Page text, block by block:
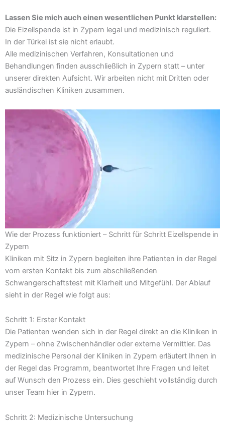
Lassen Sie mich auch einen wesentlichen Punkt klarstellen:
Die Eizellspende ist in Zypern legal und medizinisch reguliert.
In der Türkei ist sie nicht erlaubt.
Alle medizinischen Verfahren, Konsultationen und
Behandlungen finden ausschließlich in Zypern statt – unter
unserer direkten Aufsicht. Wir arbeiten nicht mit Dritten oder
ausländischen Kliniken zusammen.
Wie der Prozess funktioniert – Schritt für Schritt Eizellspende in
Zypern
Kliniken mit Sitz in Zypern begleiten ihre Patienten in der Regel
vom ersten Kontakt bis zum abschließenden
Schwangerschaftstest mit Klarheit und Mitgefühl. Der Ablauf
sieht in der Regel wie folgt aus:
Schritt 1: Erster Kontakt
Die Patienten wenden sich in der Regel direkt an die Kliniken in
Zypern – ohne Zwischenhändler oder externe Vermittler. Das
medizinische Personal der Kliniken in Zypern erläutert Ihnen in
der Regel das Programm, beantwortet Ihre Fragen und leitet
auf Wunsch den Prozess ein. Dies geschieht vollständig durch
unser Team hier in Zypern.
Schritt 2: Medizinische Untersuchung